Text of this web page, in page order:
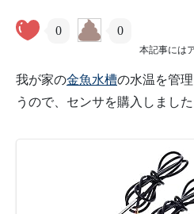
本記事には
0 0
我が家の金魚水槽の水温を管
うので、センサを購入しました